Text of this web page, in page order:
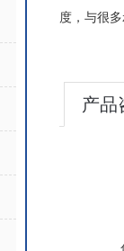
度，与很多
产品